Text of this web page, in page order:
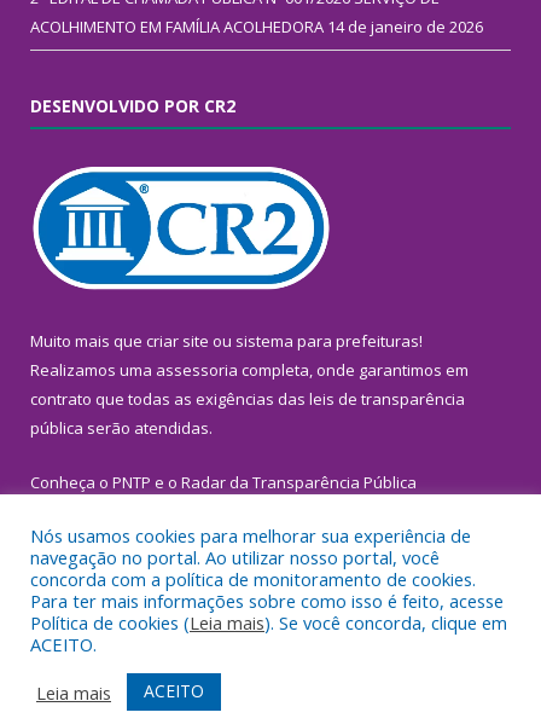
ACOLHIMENTO EM FAMÍLIA ACOLHEDORA 14 de janeiro de 2026
DESENVOLVIDO POR CR2
Muito mais que criar site ou sistema para prefeituras!
Realizamos uma assessoria completa, onde garantimos em
contrato que todas as exigências das leis de transparência
pública serão atendidas.
Conheça o PNTP e o Radar da Transparência Pública
Todos os direitos reservados a Prefeitura Municipal de
Inhangapi.
Mapa do Site
Acessar Área Administrativa
Acessar Webmail
Nós usamos cookies para melhorar sua experiência de
navegação no portal. Ao utilizar nosso portal, você
concorda com a política de monitoramento de cookies.
Para ter mais informações sobre como isso é feito, acesse
Política de cookies (Leia mais). Se você concorda, clique em
ACEITO.
Leia mais
ACEITO